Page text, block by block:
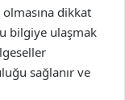
dikkat
bilgiye ulaşmak
sağlanır ve